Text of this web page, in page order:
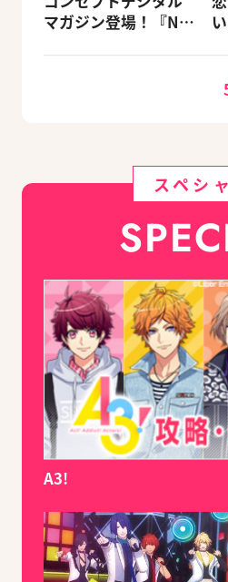
マガジン登場！『NU:
スペシ
A3!